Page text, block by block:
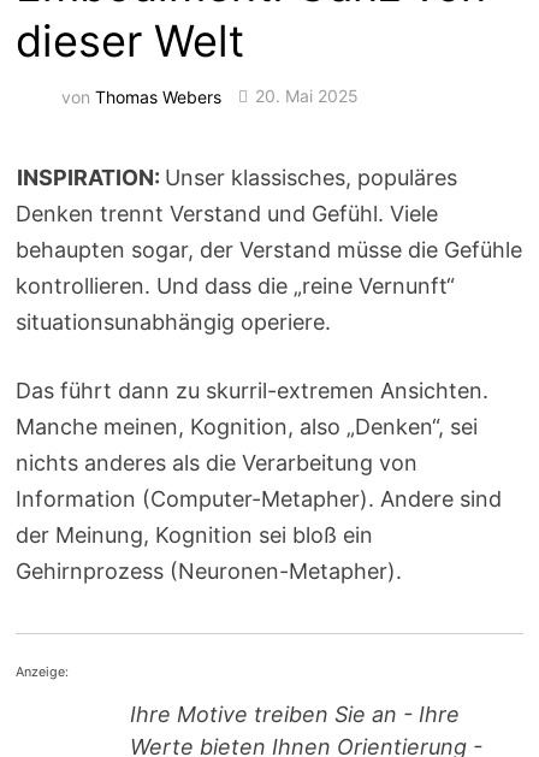
dieser Welt
vonThomas Webers 20. Mai 2025
INSPIRATION: Unser klassisches, populäres
Denken trennt Verstand und Gefühl. Viele
behaupten sogar, der Verstand müsse die Gefühle
kontrollieren. Und dass die „reine Vernunft“
situationsunabhängig operiere.
Das führt dann zu skurril-extremen Ansichten.
Manche meinen, Kognition, also „Denken“, sei
nichts anderes als die Verarbeitung von
Information (Computer-Metapher). Andere sind
der Meinung, Kognition sei bloß ein
Gehirnprozess (Neuronen-Metapher).
Anzeige:
Ihre Motive treiben Sie an - Ihre
Werte bieten Ihnen Orientierung -